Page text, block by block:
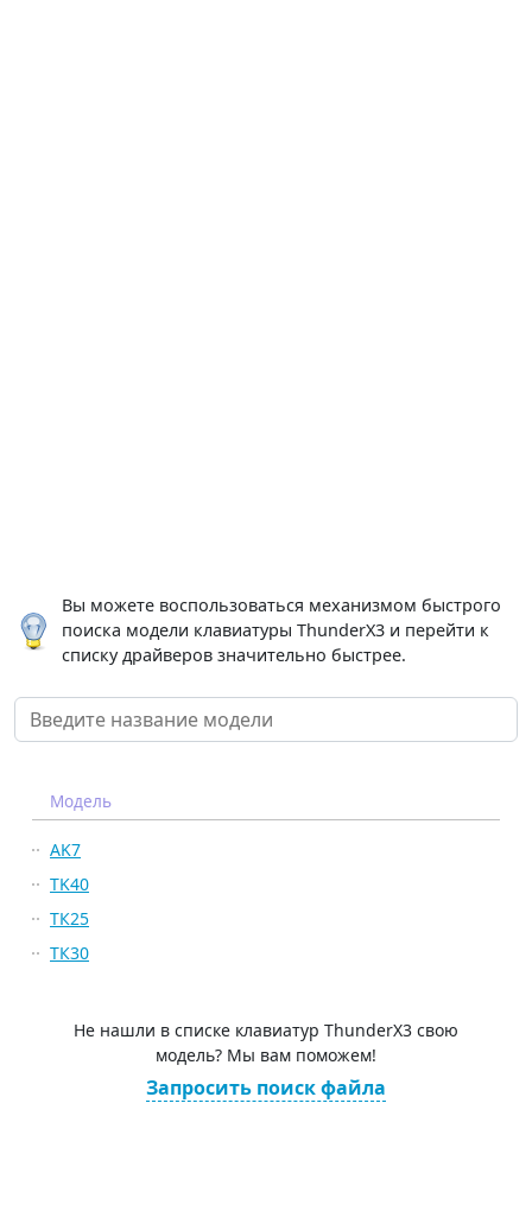
Вы можете воспользоваться механизмом быстрого
поиска модели клавиатуры ThunderX3 и перейти к
списку драйверов значительно быстрее.
Модель
AK7
TK40
ТК25
ТК30
Не нашли в списке клавиатур ThunderX3 свою
модель? Мы вам поможем!
Запросить поиск файла